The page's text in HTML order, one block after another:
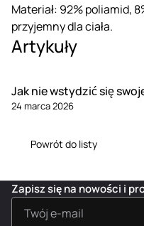
Materiał: 92% poliamid,
przyjemny dla ciała.
Artykuły
Jak nie wstydzić się
24 marca 2026
Powrót do listy
Zapisz się na nowości i